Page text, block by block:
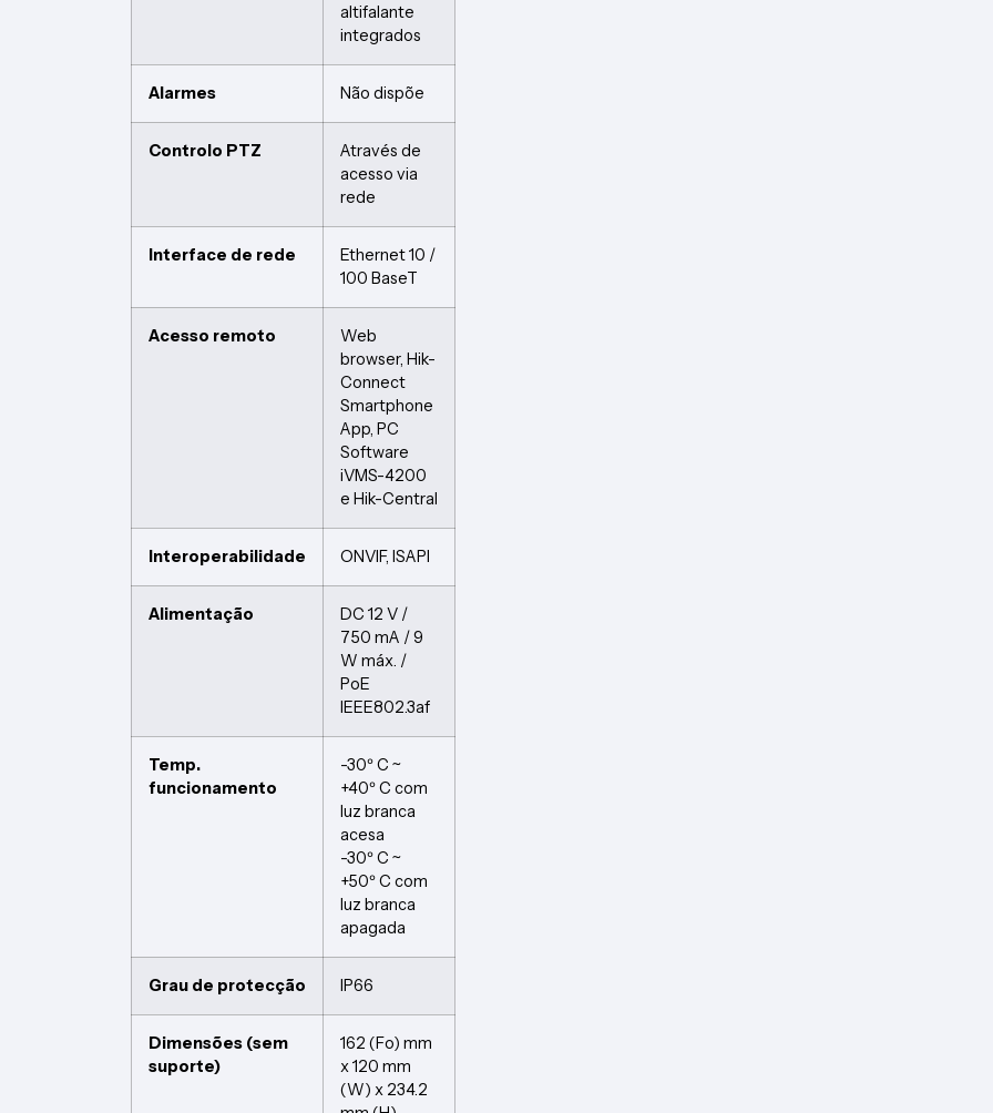
altifalante
integrados
Alarmes Não dispõe
Controlo PTZ
Através de
acesso via
rede
Interface de rede
Ethernet 10 /
100 BaseT
Acesso remoto
Web
browser, Hik-
Connect
Smartphone
App, PC
Software
iVMS-4200
e Hik-Central
Interoperabilidade ONVIF, ISAPI
Alimentação
DC 12 V /
750 mA / 9
W máx. /
PoE
IEEE802.3af
Temp.
funcionamento
-30º C ~
+40º C com
luz branca
acesa
-30º C ~
+50º C com
luz branca
apagada
Grau de protecção IP66
Dimensões (sem
suporte)
162 (Fo) mm
x 120 mm
(W) x 234.2